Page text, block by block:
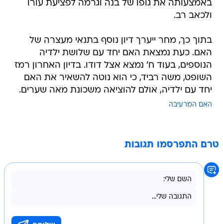
בתוך כך, מחר ייערך דיון נוסף בתנאי מעצרה של
הנוספים, בעוד ח' נמצא אצל דודו. בדיון האחרון רמז
השופט, משה רביד, כי הוא נוטה להשאיר את האם
יחד עם ילדיה, אולם להוציאה משכונת מאה שערים.
האם המרעיבה